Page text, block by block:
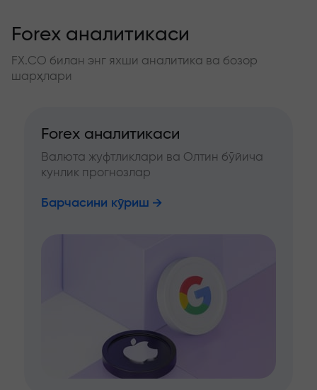
Forex аналитикаси
FX.CO билан энг яхши аналитика ва бозор
шарҳлари
Forex аналитикаси
Валюта жуфтликлари ва Олтин бўйича
кунлик прогнозлар
Барчасини кўриш